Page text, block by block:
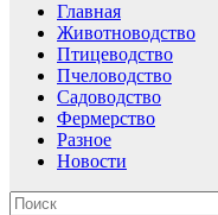
Главная
Животноводство
Птицеводство
Пчеловодство
Садоводство
Фермерство
Разное
Новости